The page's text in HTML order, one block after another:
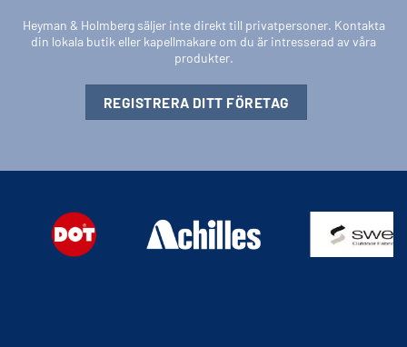
Heyman & Holmberg säljer inte direkt till privatpersoner. Kontakta
din lokala butik eller kapellmakare om du är intresserad av våra
produkter.
REGISTRERA DITT FÖRETAG